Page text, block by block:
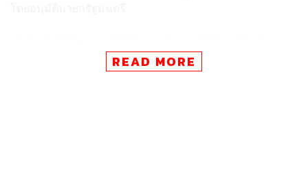
เกณฑ์และเงื่อนไขการใช้งบประมาณรายจ่ายประจำ
ปีงบประมาณ พ.ศ. 2566 ไปพลางก่อน เพื่อให้หน่วยรับงบ
READ MORE